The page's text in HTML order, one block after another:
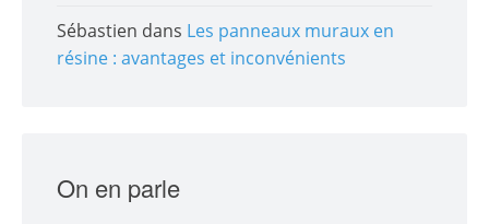
Sébastien dans Les panneaux muraux en
résine : avantages et inconvénients
On en parle